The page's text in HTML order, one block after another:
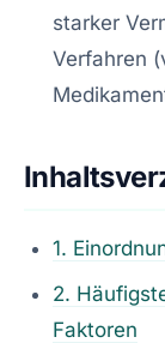
starker
Verfahren
1.
2.
Faktoren